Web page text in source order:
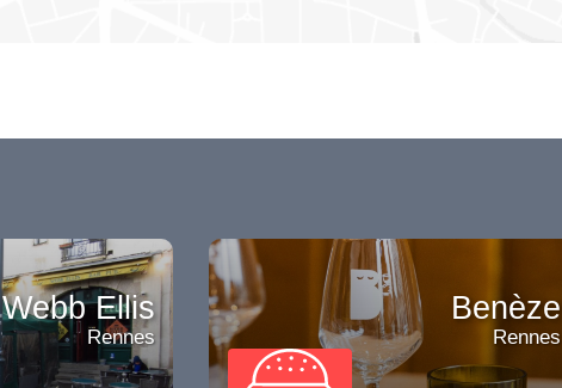
Webb Ellis
Rennes
Benèze
Rennes